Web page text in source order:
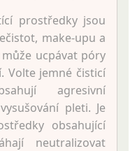
prostředky jsou
make-upu a
ucpávat póry
Volte jemné čisticí
agresivní
pleti. Je
obsahující
neutralizovat